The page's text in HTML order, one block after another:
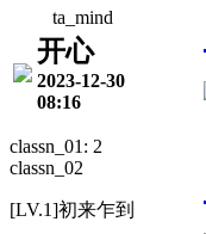
ta_mind
开心
2023-12-30
08:16
classn_01: 2
classn_02
[LV.1]初来乍到